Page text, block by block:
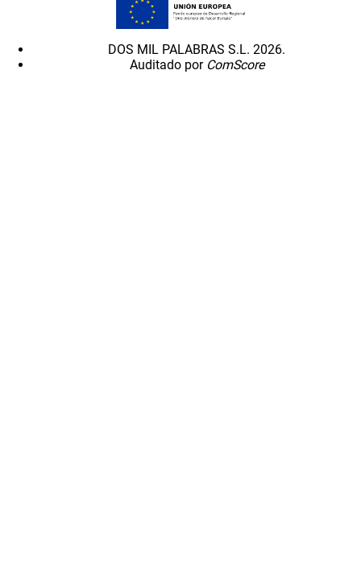
DOS MIL PALABRAS S.L. 2026.
Auditado por ComScore